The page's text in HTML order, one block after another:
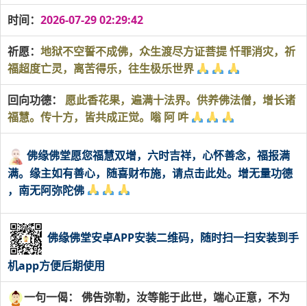
时间： 2026-07-29 02:29:42
祈愿： 地狱不空誓不成佛，众生渡尽方证菩提 忏罪消灾，祈
福超度亡灵，离苦得乐，往生极乐世界
回向功德： 愿此香花果，遍满十法界。供养佛法僧，增长诸
福慧。传十方，皆共成正觉。嗡 阿 吽
佛缘佛堂愿您福慧双增，六时吉祥，心怀善念，福报满
满。缘主如有善心，随喜财布施，请点击此处。增无量功德
，南无阿弥陀佛
佛缘佛堂安卓APP安装二维码，随时扫一扫安装到手
机app方便后期使用
一句一偈： 佛告弥勒，汝等能于此世，端心正意，不为